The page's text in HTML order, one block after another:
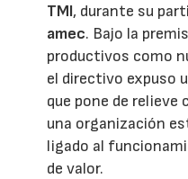
TMI, durante su
amec. Bajo la
productivos como
el directivo expuso
que pone de relieve
una organización
ligado al
de valor.